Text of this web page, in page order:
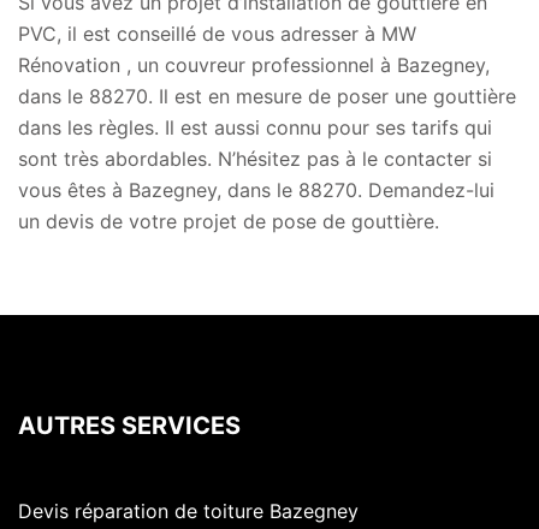
PVC, il est conseillé de vous adresser à MW
Rénovation , un couvreur professionnel à Bazegney,
dans le 88270. Il est en mesure de poser une gouttière
dans les règles. Il est aussi connu pour ses tarifs qui
sont très abordables. N’hésitez pas à le contacter si
vous êtes à Bazegney, dans le 88270. Demandez-lui
un devis de votre projet de pose de gouttière.
AUTRES SERVICES
Devis réparation de toiture Bazegney